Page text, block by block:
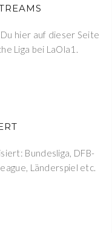
hier auf dieser Seite
Liga bei LaOla1.
Bundesliga, DFB-
Länderspiel etc.